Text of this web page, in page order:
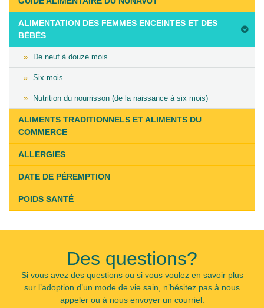
11th,
2019
ALIMENTATION DES FEMMES ENCEINTES ET DES
BÉBÉS
De neuf à douze mois
Six mois
Nutrition du nourrisson (de la naissance à six mois)
ALIMENTS TRADITIONNELS ET ALIMENTS DU
COMMERCE
ALLERGIES
DATE DE PÉREMPTION
POIDS SANTÉ
Des questions?
Si vous avez des questions ou si vous voulez en savoir plus
sur l’adoption d’un mode de vie sain, n’hésitez pas à nous
appeler ou à nous envoyer un courriel.